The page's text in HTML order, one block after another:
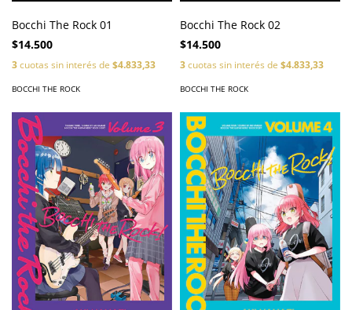
Bocchi The Rock 01
$14.500
3cuotas sin interés de $4.833,33
BOCCHI THE ROCK
Bocchi The Rock 02
$14.500
3cuotas sin interés de $4.833,33
BOCCHI THE ROCK